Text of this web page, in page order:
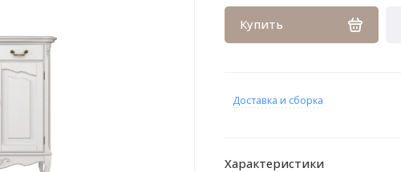
Купить
Доставка и сборка
Характеристики